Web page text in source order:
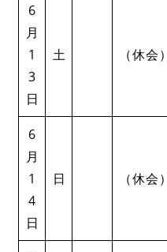
6
月
1
3
日
土 （休会）
6
月
1
4
日
日 （休会）